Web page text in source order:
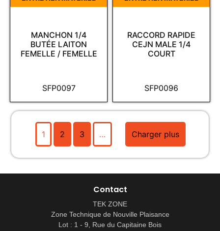
SFP0097
MANCHON 1/4
BUTÉE LAITON
FEMELLE / FEMELLE
SFP0096
RACCORD RAPIDE
CEJN MALE 1/4
COURT
1 2 3 … Charger plus
Contact
TEK ZONE
Zone Technique de Nouville Plaisance
Lot : 1 - 9, Rue du Capitaine Bois